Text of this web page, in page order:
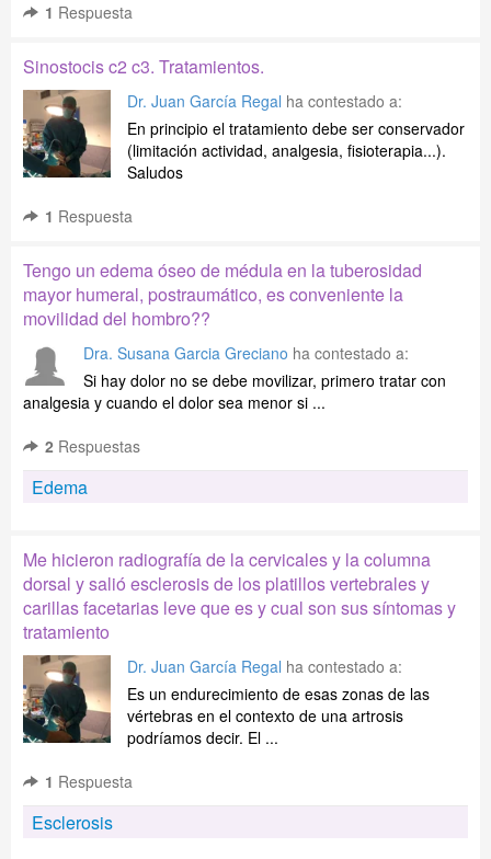
1 Respuesta
Sinostocis c2 c3. Tratamientos.
Dr. Juan García Regal ha contestado a:
En principio el tratamiento debe ser conservador
(limitación actividad, analgesia, fisioterapia...).
Saludos
1 Respuesta
Tengo un edema óseo de médula en la tuberosidad
mayor humeral, postraumático, es conveniente la
movilidad del hombro??
Dra. Susana Garcia Greciano ha contestado a:
Si hay dolor no se debe movilizar, primero tratar con
analgesia y cuando el dolor sea menor si ...
2 Respuestas
Edema
Me hicieron radiografía de la cervicales y la columna
dorsal y salió esclerosis de los platillos vertebrales y
carillas facetarias leve que es y cual son sus síntomas y
tratamiento
Dr. Juan García Regal ha contestado a:
Es un endurecimiento de esas zonas de las
vértebras en el contexto de una artrosis
podríamos decir. El ...
1 Respuesta
Esclerosis